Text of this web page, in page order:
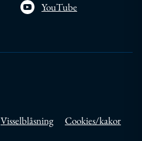
YouTube
Visselblåsning
Cookies/kakor